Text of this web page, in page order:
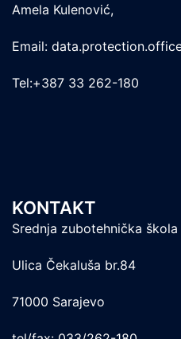
Amela Kulenović,
Email:
Tel:+387 33 262-180
KONTAKT
Srednja zubotehnička škola
Ulica Čekaluša br.84
71000 Sarajevo